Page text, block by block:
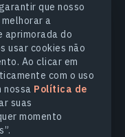
que nosso
a
aprimorada do
usar cookies não
Ao clicar em
com o uso
nossa Política de
suas
momento
ter a certeza que é
dados, e assim que
enviaremos-
ou correio. Se nesta
que nos forneça
estes documentos
antes de
os documentos de
mais tempo, nem